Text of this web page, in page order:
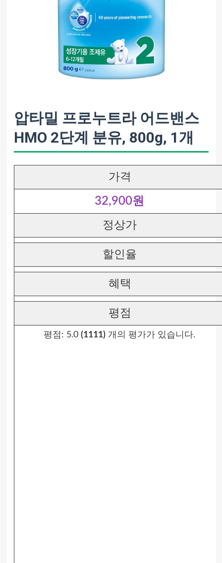
압타밀 프로누트라 어드밴스
HMO 2단계 분유, 800g, 1개
가격
32,900원
정상가
할인율
혜택
평점
평점: 5.0 (1111) 개의 평가가 있습니다.